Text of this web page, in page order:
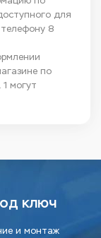
для
8
по
могут
ключ
и монтаж